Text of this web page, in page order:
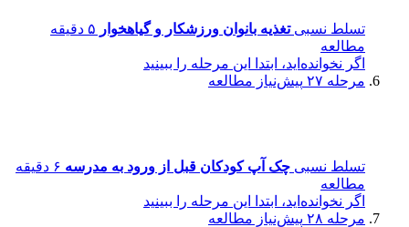
تسلط نسبیتغذیه بانوان ورزشکار و گیاهخوار
۵ دقیقه
مطالعه
اگر نخوانده‌اید، ابتدا این مرحله را ببینید
مرحله ۲۷
پیش‌نیاز مطالعه
تسلط نسبی چک آپ کودکان قبل از ورود به مدرسه
۶ دقیقه
مطالعه
اگر نخوانده‌اید، ابتدا این مرحله را ببینید
مرحله ۲۸
پیش‌نیاز مطالعه